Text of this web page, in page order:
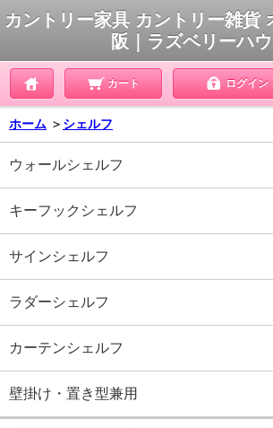
カントリー家具 カントリー雑貨
阪｜ラズベリーハ
カート ログイン
ホーム ＞ シェルフ
ウォールシェルフ
キーフックシェルフ
サインシェルフ
ラダーシェルフ
カーテンシェルフ
壁掛け・置き型兼用